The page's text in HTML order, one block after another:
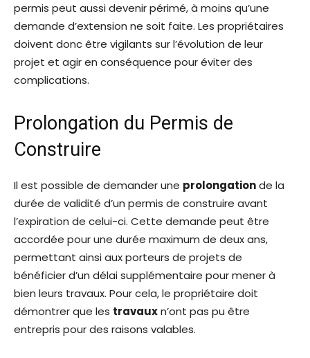
permis peut aussi devenir périmé, à moins qu’une
demande d’extension ne soit faite. Les propriétaires
doivent donc être vigilants sur l’évolution de leur
projet et agir en conséquence pour éviter des
complications.
Prolongation du Permis de
Construire
Il est possible de demander une prolongationde la
durée de validité d’un permis de construire avant
l’expiration de celui-ci. Cette demande peut être
accordée pour une durée maximum de deux ans,
permettant ainsi aux porteurs de projets de
bénéficier d’un délai supplémentaire pour mener à
bien leurs travaux. Pour cela, le propriétaire doit
démontrer que les travauxn’ont pas pu être
entrepris pour des raisons valables.